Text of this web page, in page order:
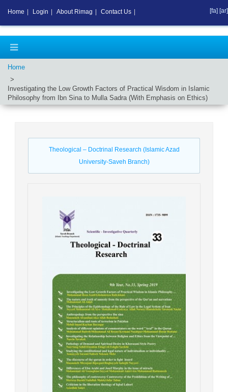
Home
Investigating the Low Growth Factors of Practical Wisdom in Islamic
Philosophy from Ibn Sina to Mulla Sadra (With Emphasis on Ethics)
Theological – Doctrinal Research (Islamic Azad
University-Saveh Branch)
Home Login About Rimag Contact Us [fa] [ar]